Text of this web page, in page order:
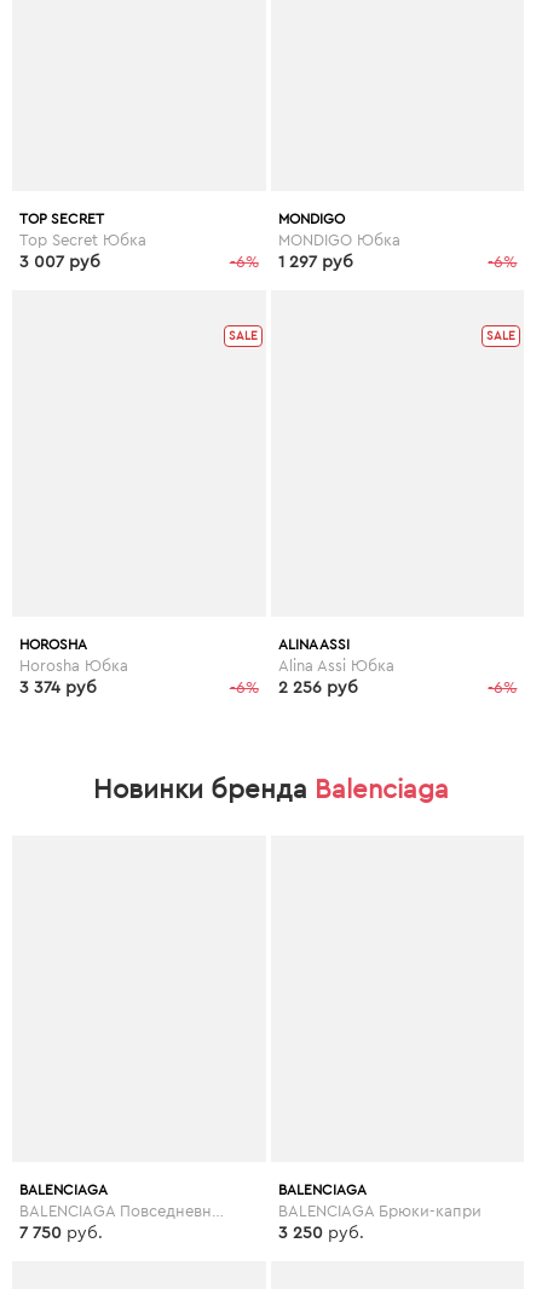
TOP SECRET
Top Secret Юбка
-6%
3 007 руб
MONDIGO
MONDIGO Юбка
-6%
1 297 руб
SALE
HOROSHA
Horosha Юбка
-6%
3 374 руб
SALE
ALINA ASSI
Alina Assi Юбка
-6%
2 256 руб
Новинки бренда Balenciaga
BALENCIAGA
7 750 руб.
BALENCIAGA
BALENCIAGA Брюки-капри
3 250 руб.